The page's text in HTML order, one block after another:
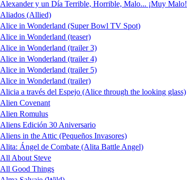
Alexander y un Día Terrible, Horrible, Malo... ¡Muy Malo!
Aliados (Allied)
Alice in Wonderland (Super Bowl TV Spot)
Alice in Wonderland (teaser)
Alice in Wonderland (trailer 3)
Alice in Wonderland (trailer 4)
Alice in Wonderland (trailer 5)
Alice in Wonderland (trailer)
Alicia a través del Espejo (Alice through the looking glass)
Alien Covenant
Alien Romulus
Aliens Edición 30 Aniversario
Aliens in the Attic (Pequeños Invasores)
Alita: Ángel de Combate (Alita Battle Angel)
All About Steve
All Good Things